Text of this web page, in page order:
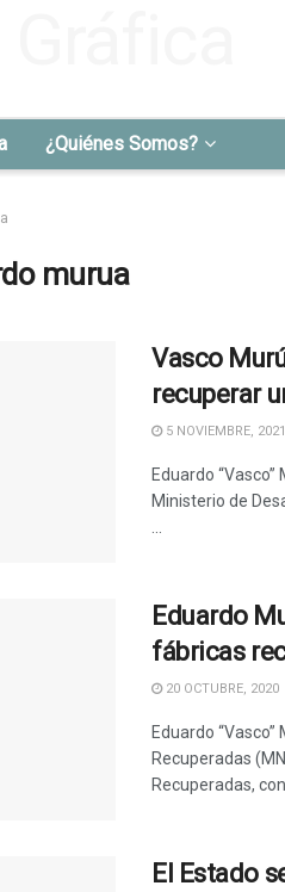
¿Quiénes Somos?
murua
Vasco
recuperar
5 NOVIEMBRE, 2021
Eduardo
Ministerio de
Eduardo
fábricas
20 OCTUBRE, 2020
Eduardo
Recuperadas
Recuperadas,
El Estado